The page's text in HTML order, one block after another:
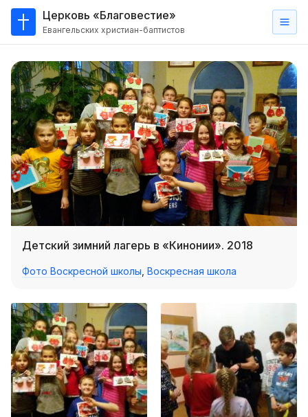
Церковь «Благовестие»
Евангельских христиан-баптистов
О
нас
Кто такие баптисты?
Мы на карте
Проповеди
Пасторское наставление
Проповеди
Серии проповедей
Трансляции
Хор
Прославление
Библия
Воскресная
школа
Детский зимний лагерь в «Кинонии». 2018
Фото Воскресной школы Воскресная школа